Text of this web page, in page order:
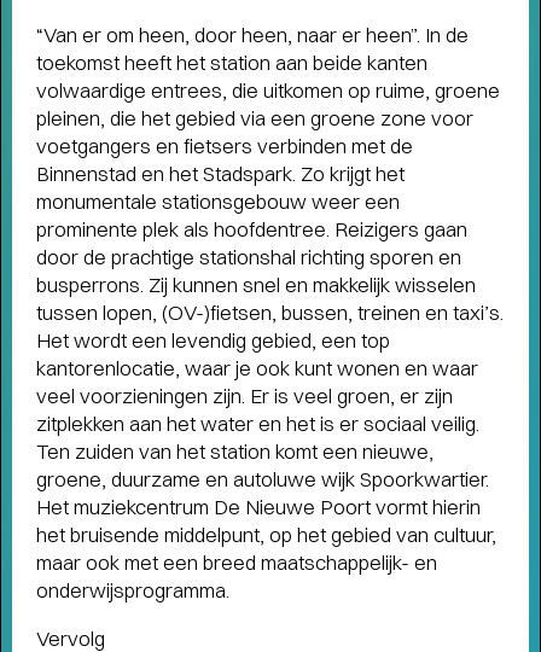
THEATERMAKER STEEF DE JONG
OVER TULIP TOWN- Operette, punk,
humor, liefde en kartonnen magie
“Van er om heen, door heen, naar er heen”. In de
toekomst heeft het station aan beide kanten
volwaardige entrees, die uitkomen op ruime, groene
pleinen, die het gebied via een groene zone voor
voetgangers en fietsers verbinden met de
Binnenstad en het Stadspark. Zo krijgt het
monumentale stationsgebouw weer een
prominente plek als hoofdentree. Reizigers gaan
door de prachtige stationshal richting sporen en
busperrons. Zij kunnen snel en makkelijk wisselen
tussen lopen, (OV-)fietsen, bussen, treinen en taxi’s.
Het wordt een levendig gebied, een top
kantorenlocatie, waar je ook kunt wonen en waar
veel voorzieningen zijn. Er is veel groen, er zijn
zitplekken aan het water en het is er sociaal veilig.
Ten zuiden van het station komt een nieuwe,
groene, duurzame en autoluwe wijk Spoorkwartier.
Het muziekcentrum De Nieuwe Poort vormt hierin
het bruisende middelpunt, op het gebied van cultuur,
maar ook met een breed maatschappelijk- en
onderwijsprogramma.
Vervolg